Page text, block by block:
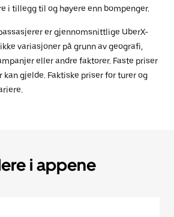
i tillegg til og høyere enn bompenger.
er gjennomsnittlige UberX-
variasjoner på grunn av geografi,
eller andre faktorer. Faste priser
gjelde. Faktiske priser for turer og
i appene